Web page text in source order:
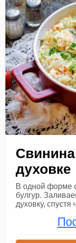
духовке
В одной форме
булгур.
духовку,